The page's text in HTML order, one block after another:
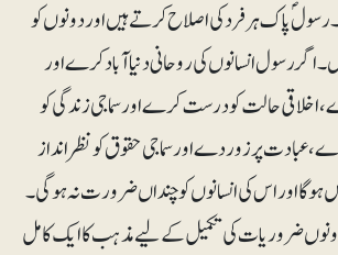
پاک ہرفرد کی اصلاح کرتے ہیں اور دونوں کو
اگر رسول انسانوں کی روحانی دنیا آباد کرے اور
اخلاقی حالت کو درست کرے اور سماجی زندگی کو
عبادت پر زور دے اور سماجی حقوق کو نظر انداز
اور اس کی انسانوں کو چنداں ضرورت نہ ہوگی۔
ضروریات کی تکمیل کے لیے مذہب کا ایک کامل